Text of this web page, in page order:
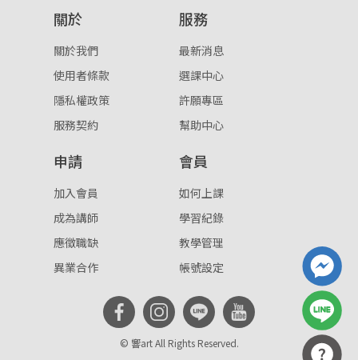
或
註冊
按下註冊即代表你同意我們的 使用者條款
。
重設密碼
關於
關於我們
使用者條款
隱私權政策
服務契約
服務
最新消息
選課中心
許願專區
幫助中心
申請
加入會員
成為講師
應徵職缺
異業合作
會員
如何上課
學習紀錄
教學管理
帳號設定
© 響art All Rights Reserved.